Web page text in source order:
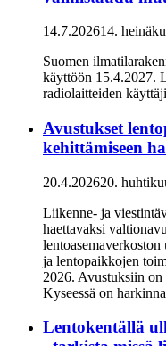
14.7.202614.
Suomen
käyttöön 15.4.2027.
radiolaitteiden
Avustukset
kehittämiseen
20.4.202620.
Liikenne- ja
haettavaksi
ja lentopaikkojen
2026. Avustuksiin on
Kyseessä on
Lentokentällä